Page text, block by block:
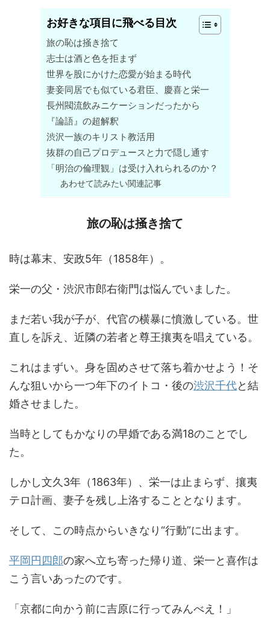
お好きな項目に飛べる目次
旅の恥は掻き捨て
志士は酒と色を拒まず
世界を股にかけた恋愛が始まる時代
妻妾同居でも似ている君臣、慶喜と栄一
長州閥流飲みニケーションだったから
『論語』の超解釈
渋沢一族のキリスト教活用
抜群の自己プロデュースと力で隠し通す
「明治の倫理観」は受け入れられるのか？
あわせて読みたい関連記事
旅の恥は掻き捨て
時は幕末、安政5年（1858年）。
栄一の父・渋沢市郎右衛門は悩んでいました。
まだ若い我が子が、代官の横暴に憤激している。世
直しを訴え、近隣の若者と尊王攘夷を唱えている。
これはまずい。身を固めさせて落ち着かせよう！そ
んな狙いから一つ年下のイトコ・後の渋沢千代と結
婚させました。
当時としてもかなりの早婚である満18のことでし
た。
しかし文久3年（1863年）、栄一は止まらず、攘夷
テロ計画、妻子を残し上洛することとなります。
そして、この時点からいきなり“行動”に出ます。
平岡円四郎の家へ立ち寄った帰り道、栄一と喜作は
こう言いあったのです。
「京都に向かう前に吉原に行ってみんべえ！」